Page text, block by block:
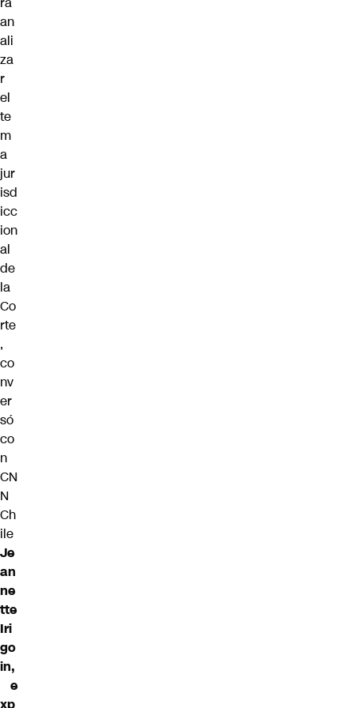
an
ali
za
r
el
te
m
a
jur
isd
icc
ion
al
de
la
Co
rte
,
co
nv
er
só
co
n
CN
N
Ch
ile
Je
an
ne
tte
Iri
go
in,
e
xp